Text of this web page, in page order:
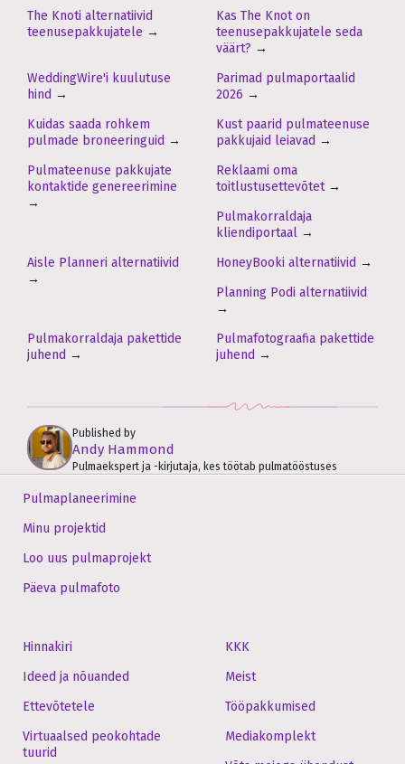
The Knoti alternatiivid
teenusepakkujatele →
Kas The Knot on
teenusepakkujatele seda
väärt? →
WeddingWire'i kuulutuse
hind →
Parimad pulmaportaalid
2026 →
Kuidas saada rohkem
pulmade broneeringuid →
Kust paarid pulmateenuse
pakkujaid leiavad →
Pulmateenuse pakkujate
kontaktide genereerimine
→
Reklaami oma
toitlustusettevõtet→
Pulmakorraldaja
kliendiportaal →
Aisle Planneri alternatiivid
→
HoneyBooki alternatiivid →
Planning Podi alternatiivid
→
Pulmakorraldaja pakettide
juhend →
Pulmafotograafia pakettide
juhend →
Published by
Andy Hammond
Pulmaekspert ja -kirjutaja, kes töötab pulmatööstuses
Pulmaplaneerimine
Minu projektid
Loo uus pulmaprojekt
Päeva pulmafoto
Hinnakiri
Ideed ja nõuanded
Ettevõtetele
Virtuaalsed peokohtade
tuurid
KKK
Meist
Tööpakkumised
Mediakomplekt